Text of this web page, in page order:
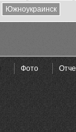
Южноукраинск
Фото